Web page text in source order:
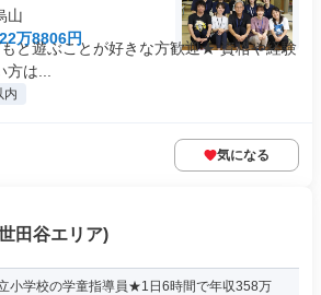
山
万8806円
と遊ぶことが好きな方歓迎★ 資格や経験
は...
内
気になる
田谷エリア)
小学校の学童指導員★1日6時間で年収358万